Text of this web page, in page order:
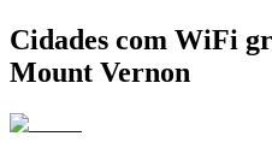
Cidades com WiFi
Mount Vernon